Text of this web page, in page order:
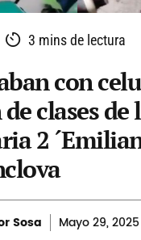
3 mins de lectura
con
clases de
2
Sosa Mayo29, 2025